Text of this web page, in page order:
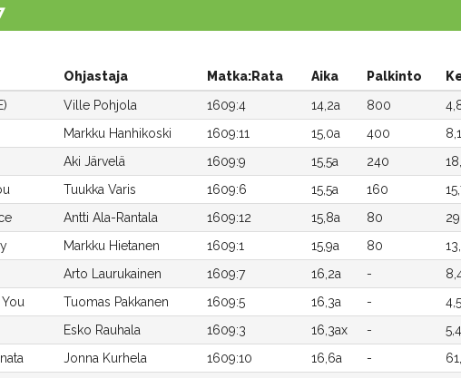
Ohjastaja Matka:Rata Aika Palkinto
Ville Pohjola 1609:4 14,2a 800
Markku Hanhikoski 1609:11 15,0a 400
Aki Järvelä 1609:9 15,5a 240
Tuukka Varis 1609:6 15,5a 160
Antti Ala-Rantala 1609:12 15,8a 80
Markku Hietanen 1609:1 15,9a 80
Arto Laurukainen 1609:7 16,2a -
Tuomas Pakkanen 1609:5 16,3a -
Esko Rauhala 1609:3 16,3ax -
Jonna Kurhela 1609:10 16,6a -